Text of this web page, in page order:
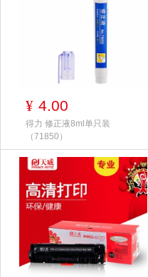
¥ 4.00
得力 修正液8ml单只装
（71850）